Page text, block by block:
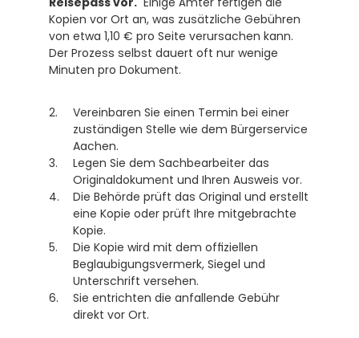
Kopien vor Ort an, was zusätzliche Gebühren
von etwa 1,10 € pro Seite verursachen kann.
Der Prozess selbst dauert oft nur wenige
Minuten pro Dokument.
Vereinbaren Sie einen Termin bei einer
zuständigen Stelle wie dem Bürgerservice
Aachen.
Legen Sie dem Sachbearbeiter das
Originaldokument und Ihren Ausweis vor.
Die Behörde prüft das Original und erstellt
eine Kopie oder prüft Ihre mitgebrachte
Kopie.
Die Kopie wird mit dem offiziellen
Beglaubigungsvermerk, Siegel und
Unterschrift versehen.
Sie entrichten die anfallende Gebühr
direkt vor Ort.